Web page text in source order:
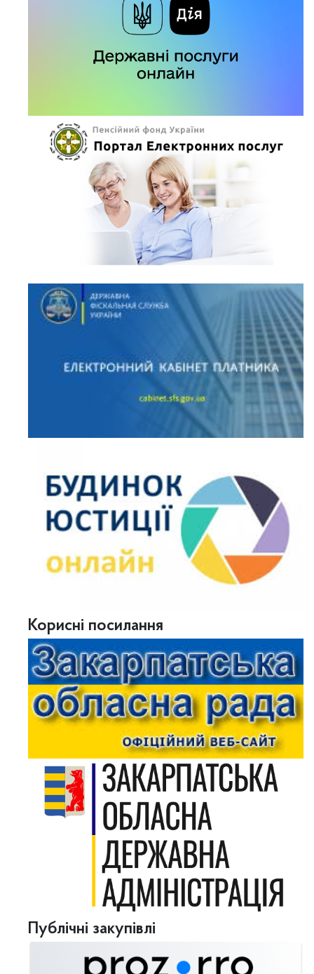
Корисні посилання
Публічні закупівлі